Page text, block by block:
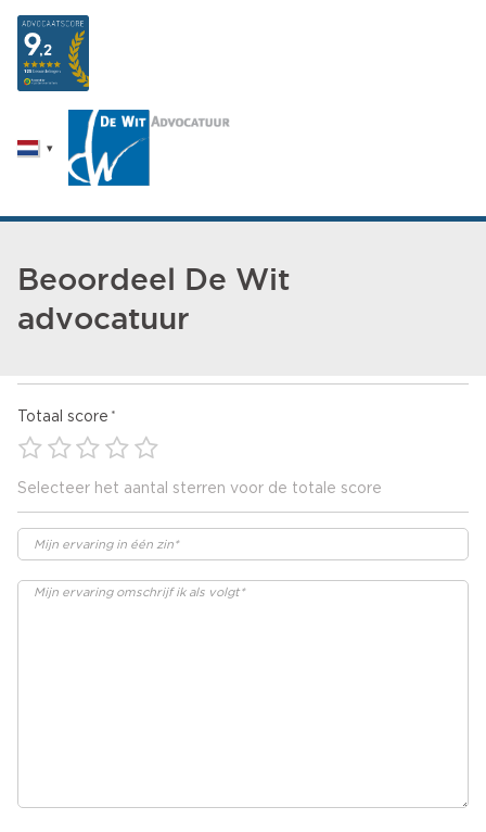
Beoordeel De Wit
advocatuur
Totaal score
Selecteer het aantal sterren voor de totale score